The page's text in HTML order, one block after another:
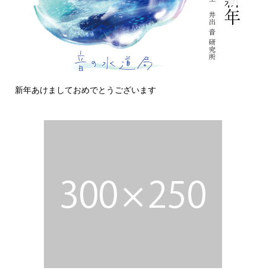
新年あけましておめでとうございます